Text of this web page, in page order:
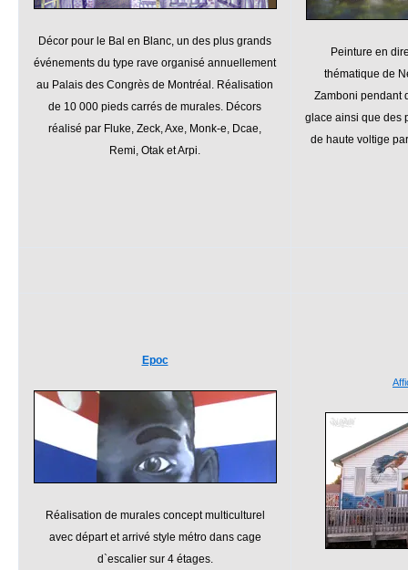
Décor pour le Bal en Blanc, un des plus grands
événements du type rave organisé annuellement
au Palais des Congrès de Montréal. Réalisation
de 10 000 pieds carrés de murales. Décors
réalisé par Fluke, Zeck, Axe, Monk-e, Dcae,
Remi, Otak et Arpi.
Peinture en
thématique de
Zamboni pendant
glace ainsi que des
de haute voltige
Epoc
Réalisation de murales concept multiculturel
avec départ et arrivé style métro dans cage
d`escalier sur 4 étages.